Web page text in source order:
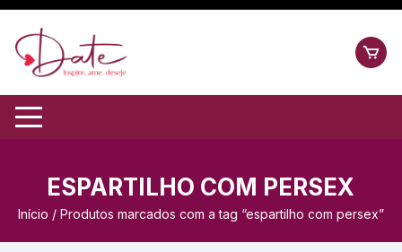
ESPARTILHO COM PERSEX
Início / Produtos marcados com a tag “espartilho com persex”